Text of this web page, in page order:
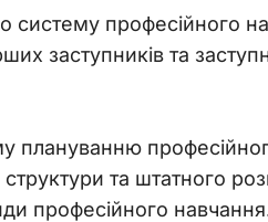
професійного
заступників та
плануванню
та штатного
професійного